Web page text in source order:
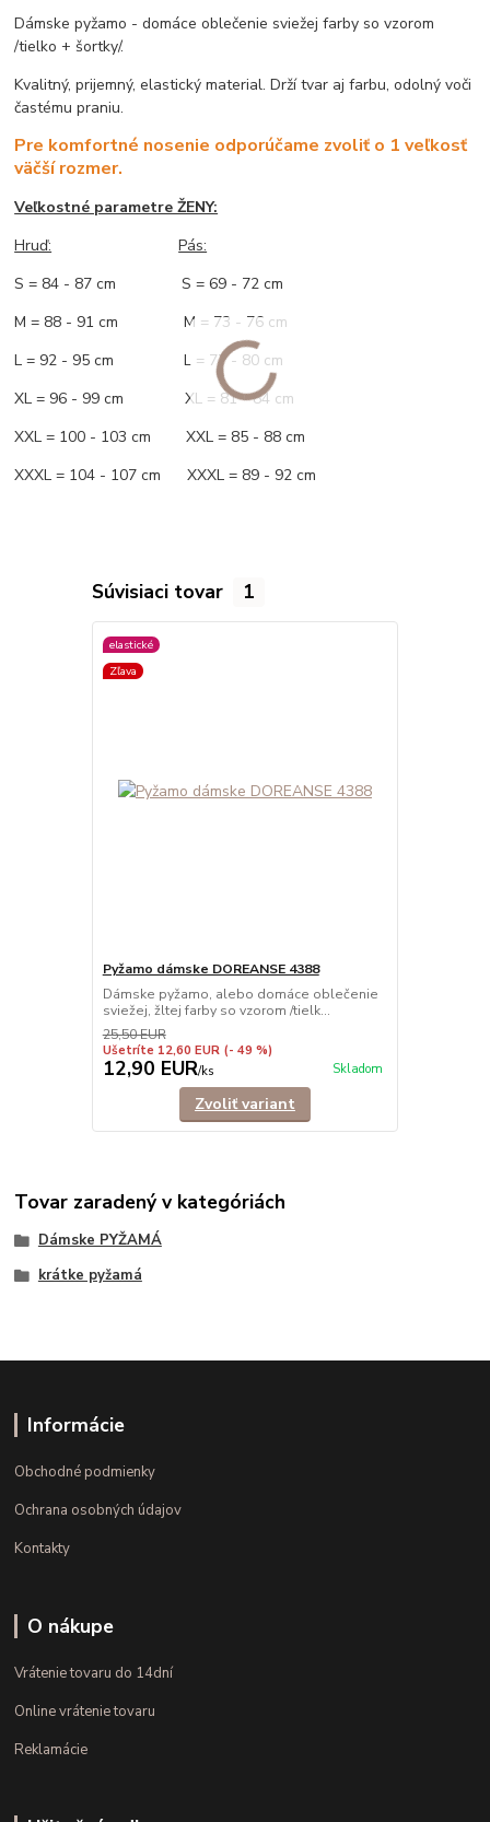
Dámske pyžamo - domáce oblečenie sviežej farby so vzorom
/tielko + šortky/.
Kvalitný, prijemný, elastický material. Drží tvar aj farbu, odolný voči
častému praniu.
Pre komfortné nosenie odporúčame zvoliť o 1 veľkosť
väčší rozmer.
Veľkostné parametre ŽENY:
Hruď:
Pás:
S = 84 - 87 cm S = 69 - 72 cm
M = 88 - 91 cm M = 73 - 76 cm
L = 92 - 95 cm L = 77 - 80 cm
XL = 96 - 99 cm XL = 81 - 84 cm
XXL = 100 - 103 cm XXL = 85 - 88 cm
XXXL = 104 - 107 cm XXXL = 89 - 92 cm
Súvisiaci tovar 1
elastické
Zľava
Pyžamo dámske DOREANSE 4388
Dámske pyžamo, alebo domáce oblečenie
sviežej, žltej farby so vzorom /tielk...
25,50 EUR
Ušetríte 12,60 EUR (- 49 %)
12,90 EUR/ks Skladom
Zvoliť variant
Tovar zaradený v kategóriách
Dámske PYŽAMÁ
krátke pyžamá
Informácie
Obchodné podmienky
Ochrana osobných údajov
Kontakty
O nákupe
Vrátenie tovaru do 14dní
Online vrátenie tovaru
Reklamácie